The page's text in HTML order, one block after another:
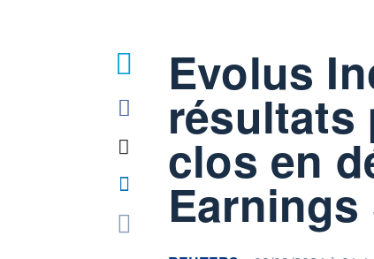
Evolus
résultats
clos en